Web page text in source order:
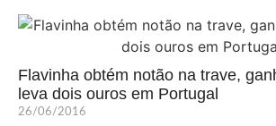
Flavinha obtém notão na trave,
leva dois ouros em Portugal
26/06/2016